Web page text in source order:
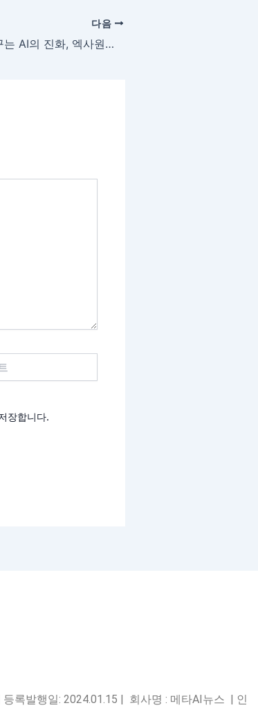
다음
“현실을 바꾸는 AI의 진화, 엑사원과 LG의 산업 혁신 전략”
장합니다.
록발행일: 2024.01.15 | 회사명 : 메타AI뉴스 | 인